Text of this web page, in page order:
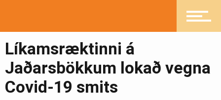
Mannlíf
Líkamsræktinni á
Jaðarsbökkum lokað vegna
Covid-19 smits